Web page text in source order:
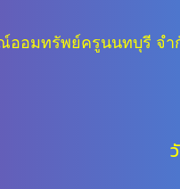
ออมทรัพย์ครูนนทบุรี จำ